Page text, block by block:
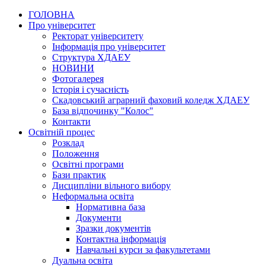
ГОЛОВНА
Про університет
Ректорат університету
Інформація про університет
Структура ХДАЕУ
НОВИНИ
Фотогалерея
Історія і сучасність
Скадовський аграрний фаховий коледж ХДАЕУ
База відпочинку "Колос"
Контакти
Освітній процес
Розклад
Положення
Освітні програми
Бази практик
Дисципліни вільного вибору
Неформальна освіта
Нормативна база
Документи
Зразки документів
Контактна інформація
Навчальні курси за факультетами
Дуальна освіта